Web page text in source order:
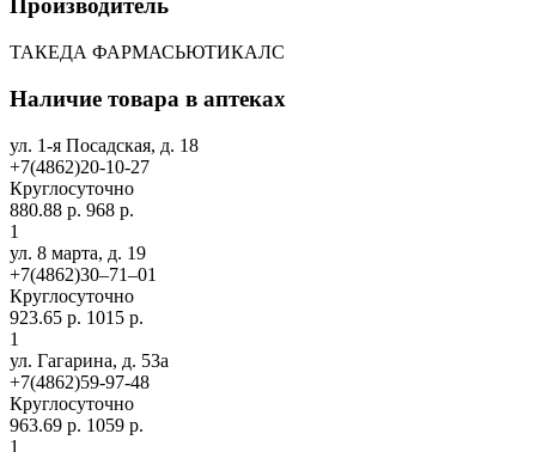
Производитель
ТАКЕДА ФАРМАСЬЮТИКАЛС
Наличие товара в аптеках
ул. 1-я Посадская, д. 18
+7(4862)20-10-27
Круглосуточно
880.88 р. 968 р.
1
ул. 8 марта, д. 19
+7(4862)30‒71‒01
Круглосуточно
923.65 р. 1015 р.
1
ул. Гагарина, д. 53а
+7(4862)59-97-48
Круглосуточно
963.69 р. 1059 р.
1